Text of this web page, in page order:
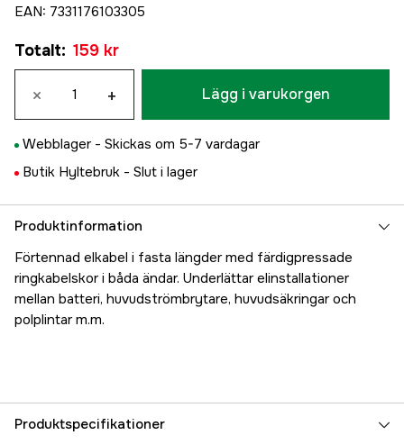
EAN: 7331176103305
Totalt: 159 kr
× + Lägg i varukorgen
Webblager - Skickas om 5-7 vardagar
Butik Hyltebruk - Slut i lager
Produktinformation
Förtennad elkabel i fasta längder med färdigpressade
ringkabelskor i båda ändar. Underlättar elinstallationer
mellan batteri, huvudströmbrytare, huvudsäkringar och
polplintar m.m.
Produktspecifikationer